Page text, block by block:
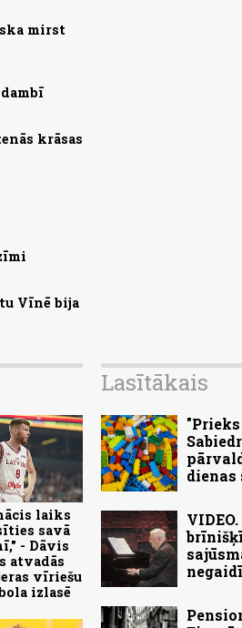
mirst
krāsas
Vīnē bija
laiks
savā
- Dāvis
atvadās
vīriešu
izlasē
Lasītākais
dienas